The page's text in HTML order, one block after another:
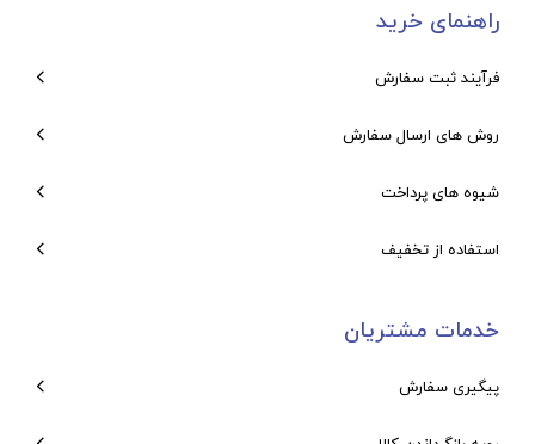
راهنمای خرید
فرآیند ثبت سفارش
روش های ارسال سفارش
شیوه های پرداخت
استفاده از تخفیف
خدمات مشتریان
پیگیری سفارش